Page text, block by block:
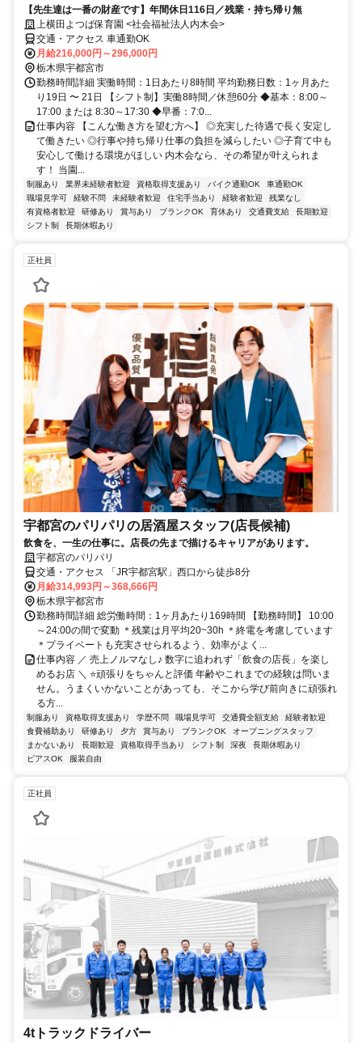
【先生達は一番の財産です】年間休日116日／残業・持ち帰り無
上横田よつば保育園 <社会福祉法人内木会>
交通・アクセス 車通勤OK
月給216,000円～296,000円
栃木県宇都宮市
勤務時間詳細 実働時間：1日あたり8時間 平均勤務日数：1ヶ月あた
り19日 〜 21日 【シフト制】実働8時間／休憩60分 ◆基本：8:00～
17:00 または 8:30～17:30 ◆早番：7:0...
仕事内容 【こんな働き方を望む方へ】 ◎充実した待遇で長く安定し
て働きたい ◎行事や持ち帰り仕事の負担を減らしたい ◎子育て中も
安心して働ける環境がほしい 内木会なら、その希望が叶えられま
す！ 当園...
制服あり 業界未経験者歓迎 資格取得支援あり バイク通勤OK
車通勤OK
職場見学可
経験不問 未経験者歓迎 住宅手当あり 経験者歓迎
残業なし
有資格者歓迎
研修あり 賞与あり ブランクOK 育休あり 交通費支給
長期歓迎
シフト制
長期休暇あり
正社員
宇都宮のパリパリの居酒屋スタッフ(店長候補)
飲食を、一生の仕事に。店長の先まで描けるキャリアがあります。
宇都宮のパリパリ
交通・アクセス 「JR宇都宮駅」西口から徒歩8分
月給314,993円～368,666円
栃木県宇都宮市
勤務時間詳細 総労働時間：1ヶ月あたり169時間 【勤務時間】 10:00
～24:00の間で変動 ＊残業は月平均20~30h ＊終電を考慮しています
＊プライベートも充実させられるよう、効率がよく...
仕事内容 ／ 売上ノルマなし♪ 数字に追われず「飲食の店長」を楽し
めるお店 ＼ ⭐頑張りをちゃんと評価 年齢やこれまでの経験は問いま
せん。うまくいかないことがあっても、そこから学び前向きに頑張れ
る方...
制服あり 資格取得支援あり 学歴不問 職場見学可 交通費全額支給
経験者歓迎
食費補助あり
研修あり 夕方 賞与あり ブランクOK
オープニングスタッフ
まかないあり
長期歓迎 資格取得手当あり シフト制 深夜
長期休暇あり
ピアスOK
服装自由
正社員
4tトラックドライバー